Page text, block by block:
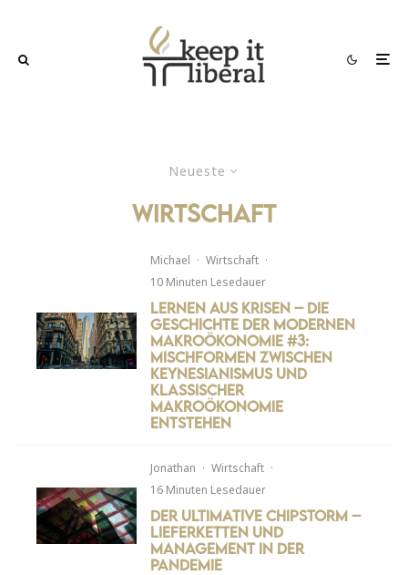
Neueste
wirtschaft
Michael · Wirtschaft ·
10 Minuten Lesedauer
Lernen aus Krisen – Die
Geschichte der modernen
Makroökonomie #3:
Mischformen zwischen
Keynesianismus und
klassischer
Makroökonomie
entstehen
Jonathan · Wirtschaft ·
16 Minuten Lesedauer
Der ultimative Chipstorm –
Lieferketten und
Management in der
Pandemie